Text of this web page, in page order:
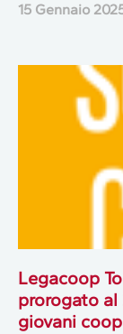
15 Gennaio
Legacoop
prorogato
giovani